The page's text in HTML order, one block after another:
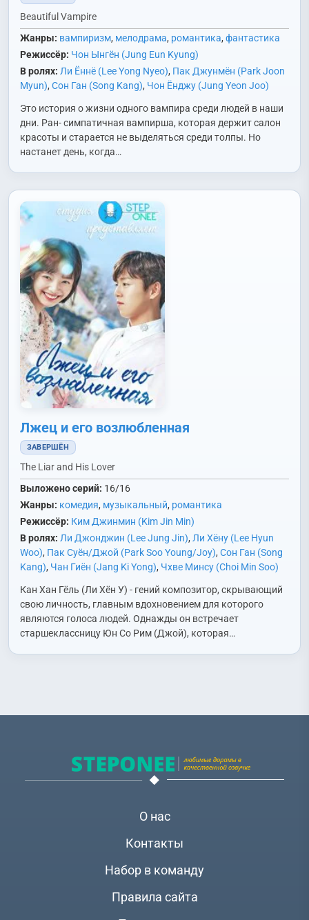
Beautiful Vampire
Жанры: вампиризм, мелодрама, романтика, фантастика
Режиссёр: Чон Ынгён (Jung Eun Kyung)
В ролях: Ли Ённё (Lee Yong Nyeo), Пак Джунмён (Park Joon
Myun),Сон Ган (Song Kang), Чон Ёнджу (Jung Yeon Joo)
Это история о жизни одного вампира среди людей в наши
дни. Ран- симпатичная вампирша, которая держит салон
красоты и старается не выделяться среди толпы. Но
настанет день, когда…
Лжец и его возлюбленная
ЗАВЕРШЁН
The Liar and His Lover
Выложено серий: 16/16
Жанры: комедия, музыкальный, романтика
Режиссёр: Ким Джинмин (Kim Jin Min)
В ролях: Ли Джонджин (Lee Jung Jin), Ли Хёну (Lee Hyun
Woo), Пак Суён/Джой (Park Soo Young/Joy), Сон Ган (Song
Kang), Чан Гиён (Jang Ki Yong), Чхве Минсу (Choi Min Soo)
Кан Хан Гёль (Ли Хён У) - гений композитор, скрывающий
свою личность, главным вдохновением для которого
являются голоса людей. Однажды он встречает
старшеклассницу Юн Со Рим (Джой), которая…
О нас
Контакты
Набор в команду
Правила сайта